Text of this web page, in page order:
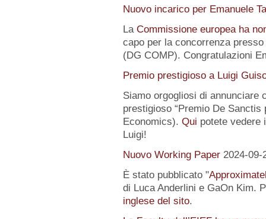
Nuovo incarico per Emanuele
La Commissione europea ha
capo per la concorrenza
(DG COMP). Congratulazioni
Premio prestigioso a Luigi
Siamo orgogliosi di annunciare
prestigioso “Premio De
Economics). Qui potete vedere
Luigi!
Nuovo Working Paper 2024-09-
È stato pubblicato "
di Luca Anderlini e GaOn Kim.
inglese del sito.